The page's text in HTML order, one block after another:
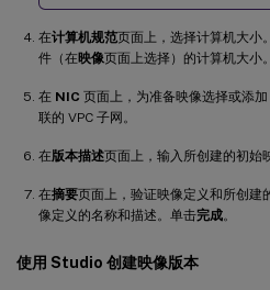
在计算机规范页面上，选择计算机大小
件（在映像页面上选择）的计算机大小。
在 NIC 页面上，为准备映像选择或添
联的 VPC 子网。
在版本描述页面上，输入所创建的初始
在摘要页面上，验证映像定义和所创建
像定义的名称和描述。单击完成。
使用 Studio 创建映像版本